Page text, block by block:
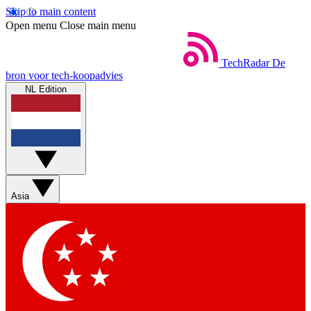
Skip to main content
Open menu Close main menu
TechRadar De
bron voor tech-koopadvies
NL Edition
Asia